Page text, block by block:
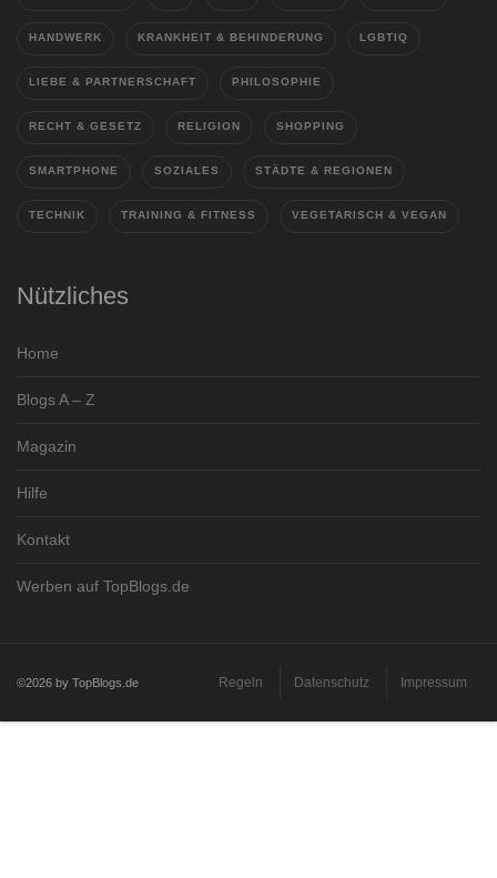
HANDWERK KRANKHEIT & BEHINDERUNG LGBTIQ
LIEBE & PARTNERSCHAFT PHILOSOPHIE
RECHT & GESETZ RELIGION SHOPPING
SMARTPHONE SOZIALES STÄDTE & REGIONEN
TECHNIK TRAINING & FITNESS VEGETARISCH & VEGAN
Nützliches
Home
Blogs A – Z
Magazin
Hilfe
Kontakt
Werben auf TopBlogs.de
©2026 by TopBlogs.de Regeln Datenschutz Impressum